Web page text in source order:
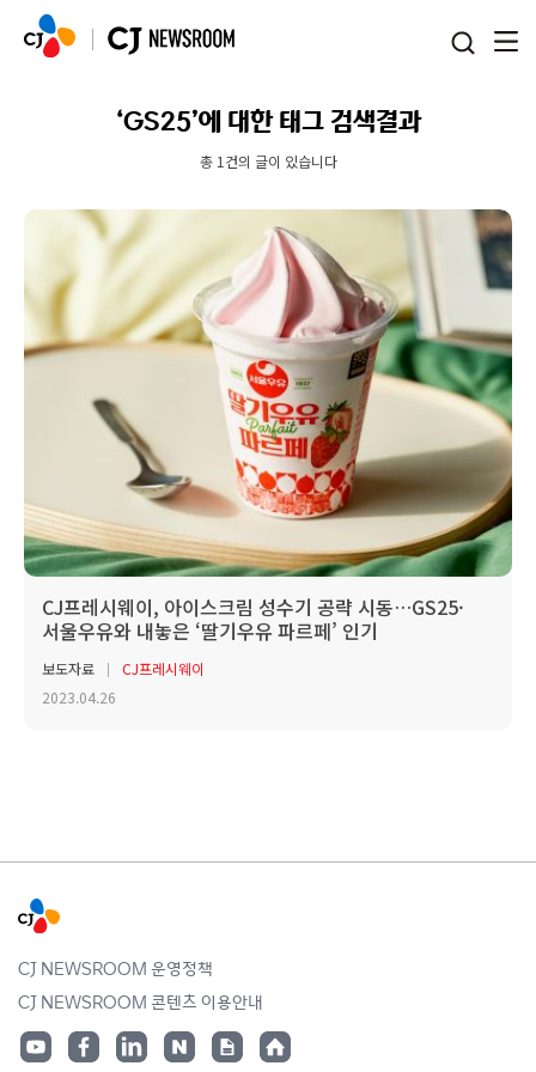
‘GS25’에 대한 태그 검색결과
총 1건의 글이 있습니다
CJ프레시웨이, 아이스크림 성수기 공략 시동…GS25·
서울우유와 내놓은 ‘딸기우유 파르페’ 인기
보도자료
CJ프레시웨이
2023.04.26
CJ NEWSROOM 운영정책
CJ NEWSROOM 콘텐츠 이용안내